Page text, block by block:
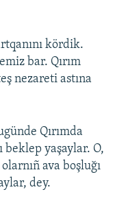
kördik.
bar. Qırım
nezareti astına
Qırımda
beklep yaşaylar. O,
ava boşluğı
dey.